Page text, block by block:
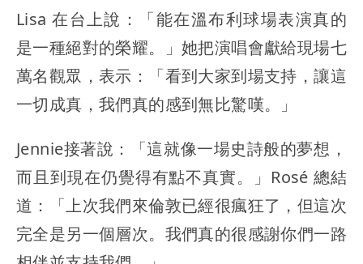
Lisa 在台上說：「能在溫布利球場表演真的
是一種絕對的榮耀。」她把演唱會獻給現場七
萬名觀眾，表示：「看到大家到場支持，讓這
一切成真，我們真的感到無比驚嘆。」
Jennie接著說：「這就像一場史詩般的夢想，
而且到現在仍覺得有點不真實。」Rosé 總結
道：「上次我們來倫敦已經很瘋狂了，但這次
完全是另一個層次。我們真的很感謝你們一路